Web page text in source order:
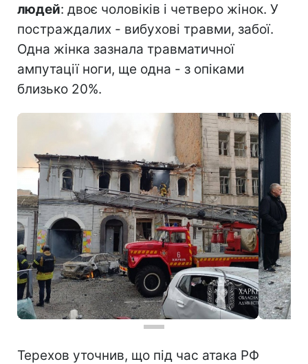
людей: двоє чоловіків і четверо жінок. У
постраждалих - вибухові травми, забої.
Одна жінка зазнала травматичної
ампутації ноги, ще одна - з опіками
близько 20%.
Терехов уточнив, що під час атака РФ